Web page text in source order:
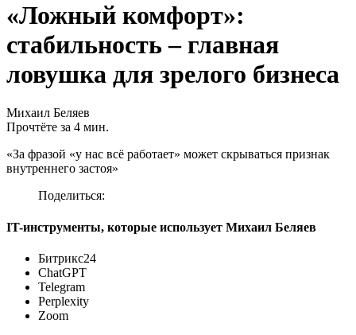
«Ложный комфорт»:
стабильность – главная
ловушка для зрелого бизнеса
Михаил Беляев
Прочтёте за 4 мин.
«За фразой «у нас всё работает» может скрываться признак
внутреннего застоя»
Поделиться:
IT-инструменты, которые использует Михаил Беляев
Битрикс24
ChatGPT
Telegram
Perplexity
Zoom